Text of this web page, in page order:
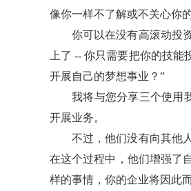
像你一样不了解或不关心你
你可以在没有高滚动投
上了 -- 你只需要把你的技
开展自己的梦想事业？”
我将与您分享三个使用
开展业务。
不过，他们没有向其他
在这个过程中，他们增强了
样的事情，你的企业将因此